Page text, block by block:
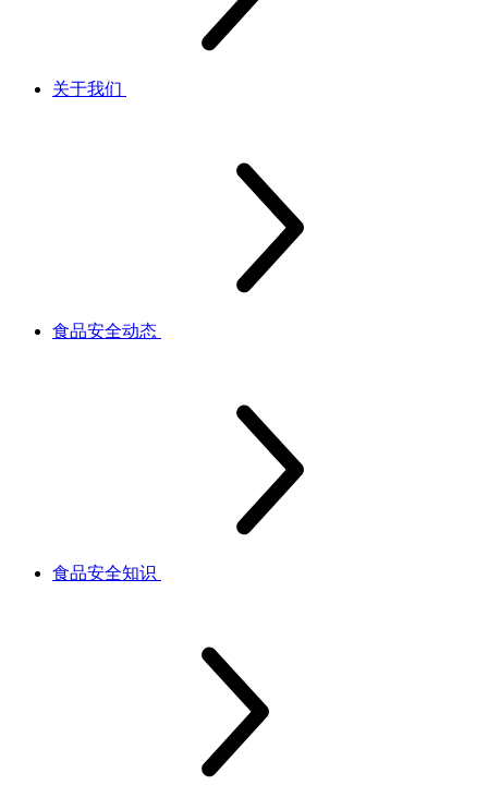
关于我们
食品安全动态
食品安全知识